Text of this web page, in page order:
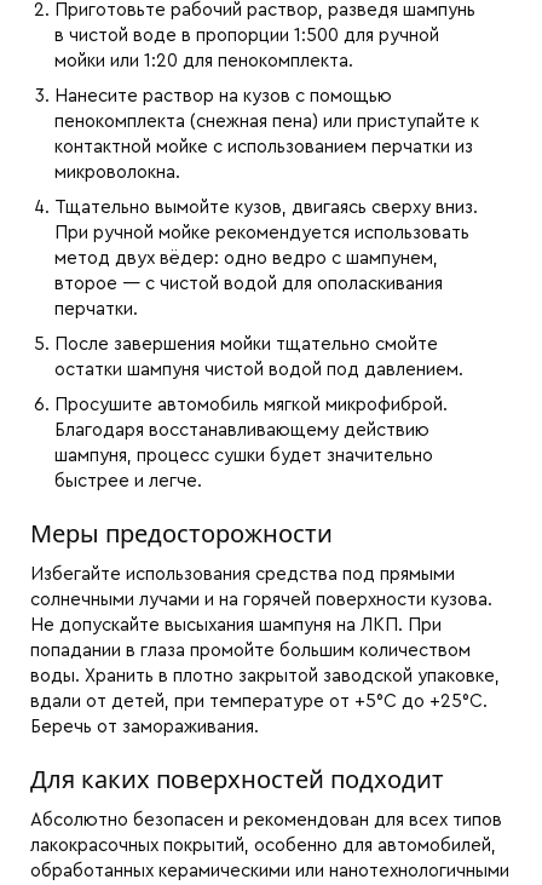
Приготовьте рабочий раствор, разведя шампунь
в чистой воде в пропорции 1:500 для ручной
мойки или 1:20 для пенокомплекта.
Нанесите раствор на кузов с помощью
пенокомплекта (снежная пена) или приступайте к
контактной мойке с использованием перчатки из
микроволокна.
Тщательно вымойте кузов, двигаясь сверху вниз.
При ручной мойке рекомендуется использовать
метод двух вёдер: одно ведро с шампунем,
второе — с чистой водой для ополаскивания
перчатки.
После завершения мойки тщательно смойте
остатки шампуня чистой водой под давлением.
Просушите автомобиль мягкой микрофиброй.
Благодаря восстанавливающему действию
шампуня, процесс сушки будет значительно
быстрее и легче.
Меры предосторожности
Избегайте использования средства под прямыми
солнечными лучами и на горячей поверхности кузова.
Не допускайте высыхания шампуня на ЛКП. При
попадании в глаза промойте большим количеством
воды. Хранить в плотно закрытой заводской упаковке,
вдали от детей, при температуре от +5°C до +25°C.
Беречь от замораживания.
Для каких поверхностей подходит
Абсолютно безопасен и рекомендован для всех типов
лакокрасочных покрытий, особенно для автомобилей,
обработанных керамическими или нанотехнологичными